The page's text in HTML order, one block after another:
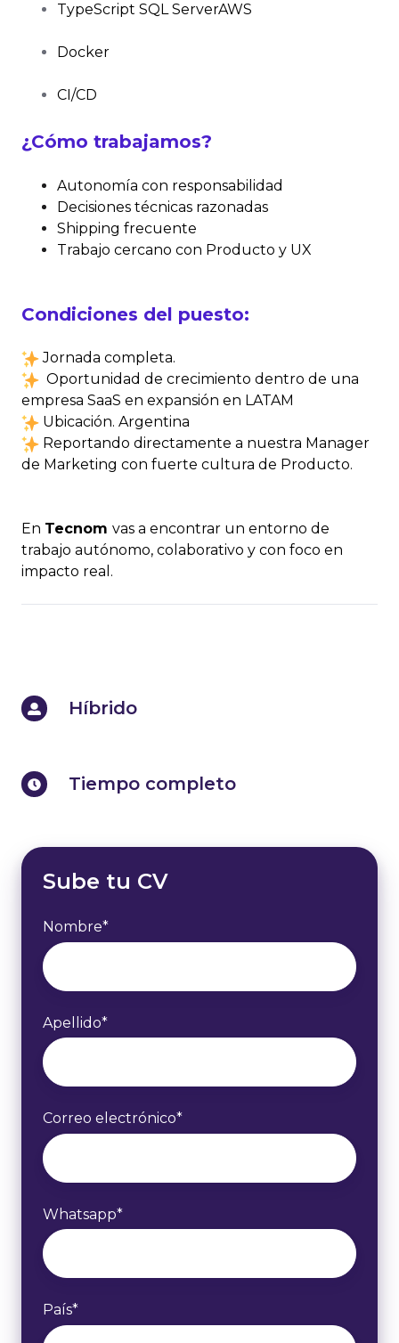
TypeScript SQL ServerAWS
Docker
C I/CD
¿Cómo trabajamos?
Autonomía con responsabilidad
Decisiones técnicas razonadas
Shipping frecuente
Trabajo cercano con Producto y UX
Condiciones del puesto:
Jornada completa.
Oportunidad de crecimiento dentro de una
empresa SaaS en expansión en LATAM
Ubicación. Argentina
Reportando directamente a nuestra Manager
de Marketing con fuerte cultura de Producto.
En Tecnom vas a encontrar un entorno de
trabajo autónomo, colaborativo y con foco en
impacto real.
Híbrido
Híbrido
Tiempo completo
Tiempo
Sube tu CV
Nombre*
Apellido*
Correo electrónico*
Whatsapp*
País*